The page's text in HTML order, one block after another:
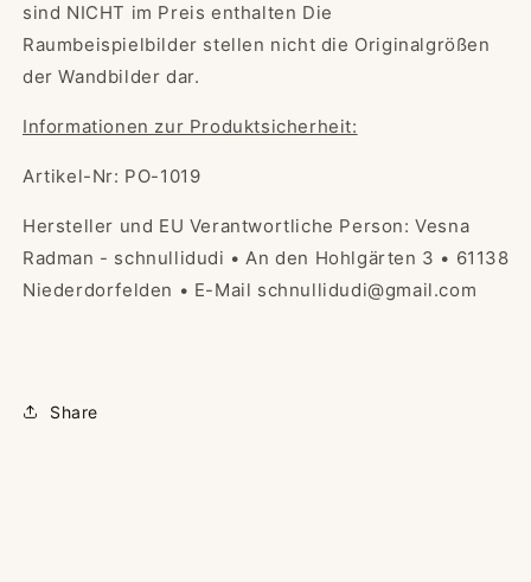
sind NICHT im Preis enthalten Die
Raumbeispielbilder stellen nicht die Originalgrößen
der Wandbilder dar.
Informationen zur Produktsicherheit:
Artikel-Nr: PO-1019
Hersteller und EU Verantwortliche Person: Vesna
Radman - schnullidudi • An den Hohlgärten 3 • 61138
Niederdorfelden • E-Mail schnullidudi@gmail.com
Share